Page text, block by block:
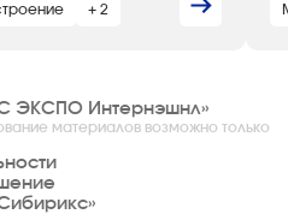
+ 2
ЭКСПО Интернэшнл»
материалов возможно только